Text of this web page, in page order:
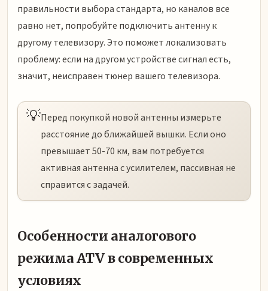
правильности выбора стандарта, но каналов все
равно нет, попробуйте подключить антенну к
другому телевизору. Это поможет локализовать
проблему: если на другом устройстве сигнал есть,
значит, неисправен тюнер вашего телевизора.
💡Перед покупкой новой антенны измерьте
расстояние до ближайшей вышки. Если оно
превышает 50-70 км, вам потребуется
активная антенна с усилителем, пассивная не
справится с задачей.
Особенности аналогового
режима ATV в современных
условиях